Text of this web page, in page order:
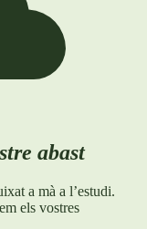
abast
a mà a l’estudi.
els vostres